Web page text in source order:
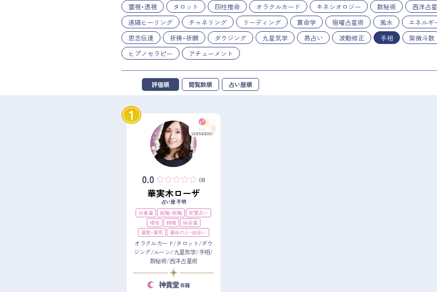
霊視・透視 タロット 四柱推命 オラクルカード キネシオロジー 数秘術
西洋占
遠隔ヒーリング
チャネリング リーディング 算命学 宿曜占星術 風水
エネルギ
思念伝達
祈祷・祈願 ダウジング 九星気学 易占い 波動修正 手相
紫微斗数
ヒプノセラピー
アチューメント
評価順 閲覧数順 占い歴順
1
0.0 (0)
華実木ローザ
占い歴 不明
仕事運
就職・転職
恋愛占い
相性
結婚
総合運
運勢・運気
運命の人・出会い
オラクルカード/タロット/ダウ
ジング/ルーン/九星気学/手相/
数秘術/西洋占星術
神貴堂在籍